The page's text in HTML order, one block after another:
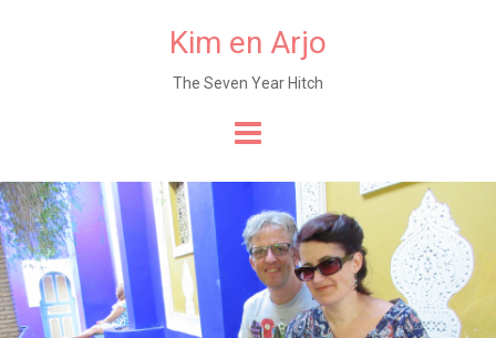
Kim en Arjo
The Seven Year Hitch
de
content